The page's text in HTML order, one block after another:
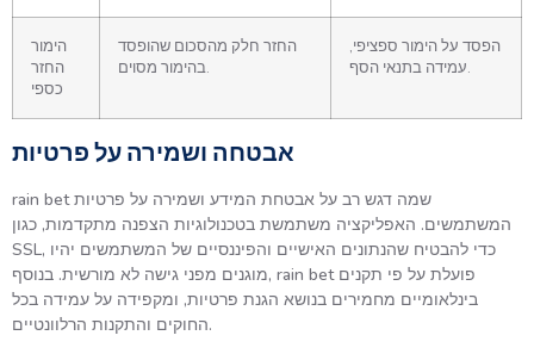
הימור
החזר
כספי
החזר חלק מהסכום שהופסד
בהימור מסוים.
הפסד על הימור ספציפי,
עמידה בתנאי הסף.
אבטחה ושמירה על פרטיות
rain bet שמה דגש רב על אבטחת המידע ושמירה על פרטיות
המשתמשים. האפליקציה משתמשת בטכנולוגיות הצפנה מתקדמות, כגון
SSL, כדי להבטיח שהנתונים האישיים והפיננסיים של המשתמשים יהיו
מוגנים מפני גישה לא מורשית. בנוסף, rain bet פועלת על פי תקנים
בינלאומיים מחמירים בנושא הגנת פרטיות, ומקפידה על עמידה בכל
החוקים והתקנות הרלוונטיים.